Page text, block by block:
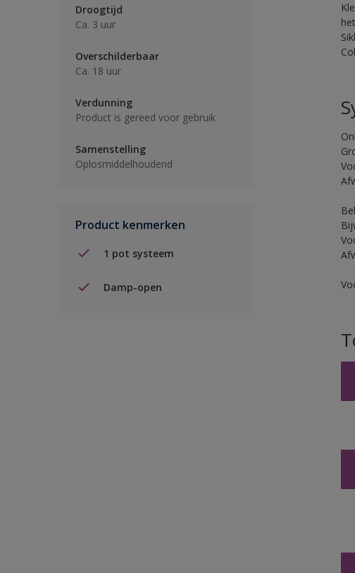
Droogtijd
Ca. 3 uur
Overschilderbaar
Ca. 18 uur
Verdunning
Product is gereed voor gebruik
Samenstelling
Oplosmiddelhoudend
Product kenmerken
1 pot systeem
Damp-open